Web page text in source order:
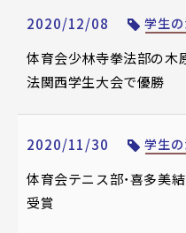
2020/12/08 学生
体育会少林寺拳法部の木
法関西学生大会で優勝
2020/11/30 学生
体育会テニス部・喜多美
受賞